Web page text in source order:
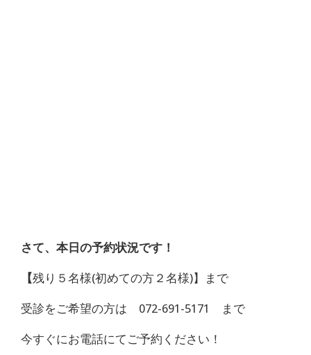
さて、本日の予約状況です！
【残り５名様(初めての方２名様)】まで
受診をご希望の方は 072-691-5171 まで
今すぐにお電話にてご予約ください！